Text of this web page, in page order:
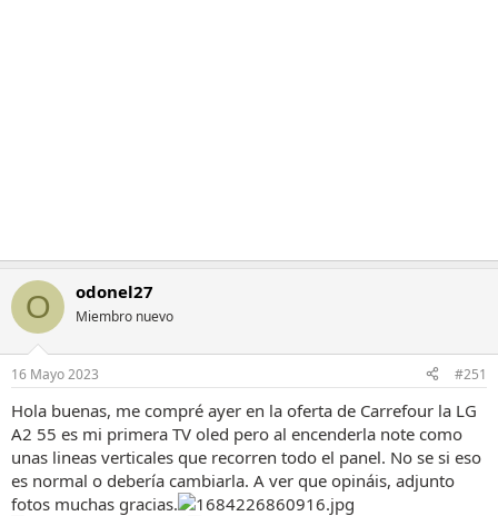
O odonel27
Miembro nuevo
16 Mayo 2023 #251
Hola buenas, me compré ayer en la oferta de Carrefour la LG
A2 55 es mi primera TV oled pero al encenderla note como
unas lineas verticales que recorren todo el panel. No se si eso
es normal o debería cambiarla. A ver que opináis, adjunto
fotos muchas gracias.